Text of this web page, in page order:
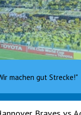
machen gut Strecke!"